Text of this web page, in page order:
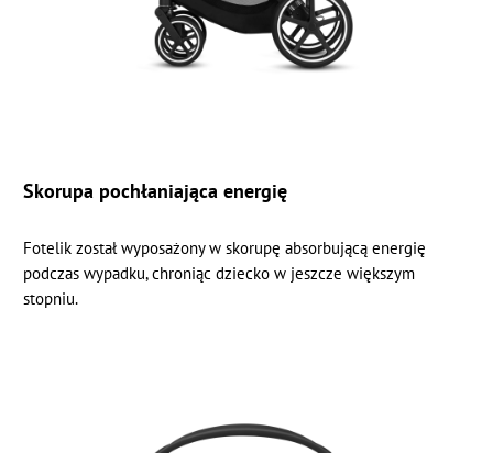
Skorupa pochłaniająca energię
Fotelik został wyposażony w skorupę absorbującą energię
podczas wypadku, chroniąc dziecko w jeszcze większym
stopniu.